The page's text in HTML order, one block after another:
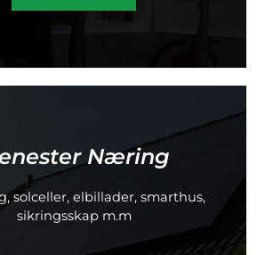
Næring
solceller, elbillader, smarthus,
sikringsskap m.m